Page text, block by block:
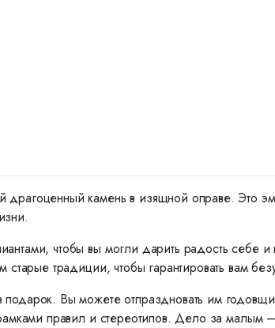
камень в изящной оправе. Это
чтобы вы могли дарить радость себе
традиции, чтобы гарантировать вам
Вы можете отпраздновать им
правил и стереотипов. Дело за малым —